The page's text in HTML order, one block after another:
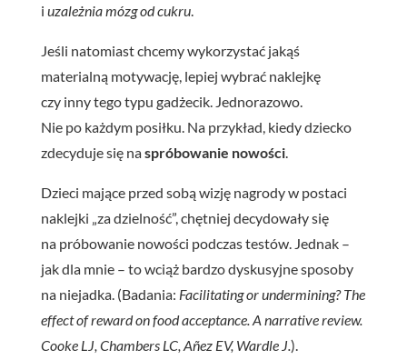
i uzależnia mózg od cukru.
Jeśli natomiast chcemy wykorzystać jakąś
materialną motywację, lepiej wybrać naklejkę
czy inny tego typu gadżecik. Jednorazowo.
Nie po każdym posiłku. Na przykład, kiedy dziecko
zdecyduje się naspróbowanie nowości.
Dzieci mające przed sobą wizję nagrody w postaci
naklejki „za dzielność”, chętniej decydowały się
na próbowanie nowości podczas testów. Jednak –
jak dla mnie – to wciąż bardzo dyskusyjne sposoby
na niejadka. (Badania: Facilitating or undermining? The
effect of reward on food acceptance. A narrative review.
Cooke LJ, Chambers LC, Añez EV, Wardle J.).